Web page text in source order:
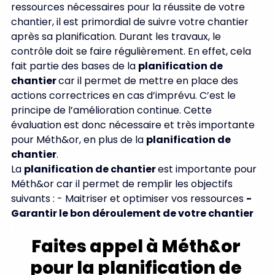
ressources nécessaires pour la réussite de votre
chantier, il est primordial de suivre votre chantier
après sa planification. Durant les travaux, le
contrôle doit se faire régulièrement. En effet, cela
fait partie des bases de la planification de
chantier car il permet de mettre en place des
actions correctrices en cas d’imprévu. C’est le
principe de l’amélioration continue. Cette
évaluation est donc nécessaire et très importante
pour Méth&or, en plus de la planification de
chantier.
La planification de chantier est importante pour
Méth&or car il permet de remplir les objectifs
suivants : - Maitriser et optimiser vos ressources -
Garantir le bon déroulement de votre chantier
Faites appel à Méth&or
pour la planification de